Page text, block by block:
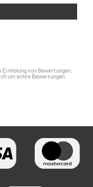
von Bewertungen.
um echte Bewertungen